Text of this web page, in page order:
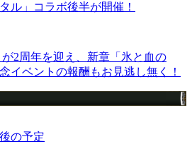
ル」コラボ後半が開催！
が2周年を迎え、新章「氷と血の
イベントの報酬もお見逃し無く！
の予定